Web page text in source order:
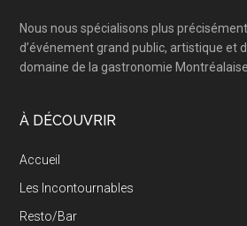
Nous nous spécialisons plus
d’événement grand public, artistique et
domaine de la gastronomie Montréalaise.
À DÉCOUVRIR
Accueil
Les Incontournables
Resto/Bar